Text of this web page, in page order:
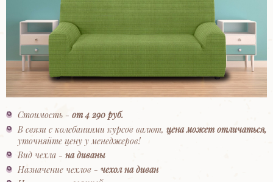
Стоимость -от 4 290 руб.
В связи с колебаниями курсов валют,цена может отличаться,
уточняйте цену у менеджеров!
Вид чехла -на диваны
Назначение чехлов -чехол на диван